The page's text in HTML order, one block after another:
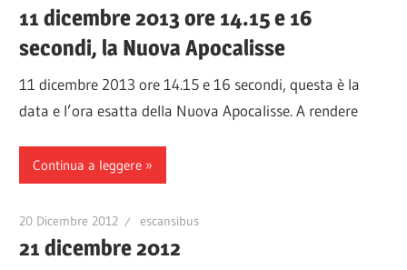
11 dicembre 2013 ore 14.15 e 16
secondi, la Nuova Apocalisse
11 dicembre 2013 ore 14.15 e 16 secondi, questa è la
data e l’ora esatta della Nuova Apocalisse. A rendere
Continua a leggere
20 Dicembre 2012 escansibus
21 dicembre 2012